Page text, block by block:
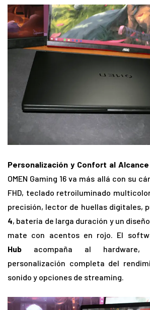
Personalización y Confort al
OMEN Gaming 16 va más allá con su
FHD, teclado retroiluminado
precisión, lector de huellas digitales,
4, batería de larga duración y un
mate con acentos en rojo. El
Hub acompaña al hardware,
personalización completa del
sonido y opciones de streaming.